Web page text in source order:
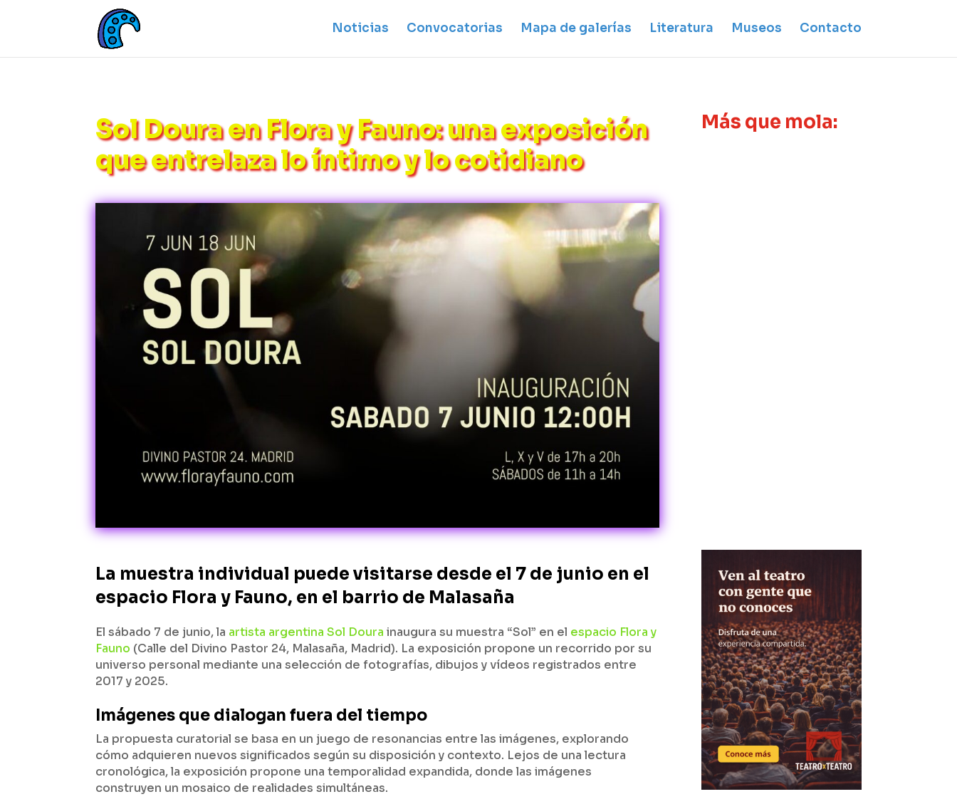
Noticias Convocatorias Mapa de galerías Literatura Museos Contacto
Sol Doura en Flora y Fauno: una exposición
que entrelaza lo íntimo y lo cotidiano
La muestra individual puede visitarse desde el 7 de junio en el
espacio Flora y Fauno, en el barrio de Malasaña
El sábado 7 de junio, la artista argentina Sol Doura inaugura su muestra “Sol” en el espacio Flora y
Fauno (Calle del Divino Pastor 24, Malasaña, Madrid). La exposición propone un recorrido por su
universo personal mediante una selección de fotografías, dibujos y vídeos registrados entre
2017 y 2025.
Imágenes que dialogan fuera del tiempo
La propuesta curatorial se basa en un juego de resonancias entre las imágenes, explorando
cómo adquieren nuevos significados según su disposición y contexto. Lejos de una lectura
cronológica, la exposición propone una temporalidad expandida, donde las imágenes
construyen un mosaico de realidades simultáneas.
Más que mola: